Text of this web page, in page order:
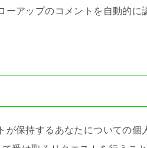
アップのコメントを自動的に
保持するあなたについての個